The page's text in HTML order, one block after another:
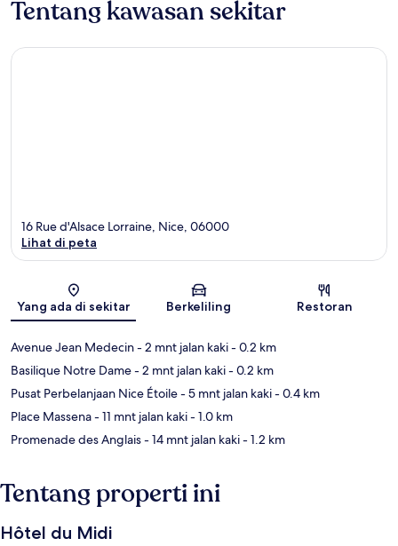
Tentang kawasan sekitar
Peta
16 Rue d'Alsace Lorraine, Nice, 06000
Lihat di peta
Yang ada di sekitar Berkeliling Restoran
Avenue Jean Medecin- 2 mnt jalan kaki- 0.2 km
Basilique Notre Dame- 2 mnt jalan kaki- 0.2 km
Pusat Perbelanjaan Nice Étoile- 5 mnt jalan kaki- 0.4 km
Place Massena- 11 mnt jalan kaki- 1.0 km
Promenade des Anglais- 14 mnt jalan kaki- 1.2 km
Tentang properti ini
Hôtel du Midi